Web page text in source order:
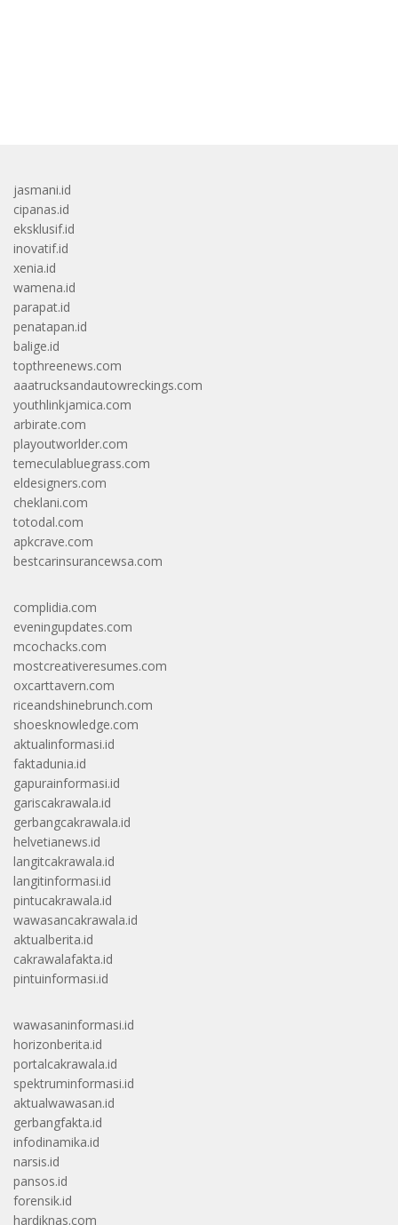
jasmani.id
cipanas.id
eksklusif.id
inovatif.id
xenia.id
wamena.id
parapat.id
penatapan.id
balige.id
topthreenews.com
aaatrucksandautowreckings.com
youthlinkjamica.com
arbirate.com
playoutworlder.com
temeculabluegrass.com
eldesigners.com
cheklani.com
totodal.com
apkcrave.com
bestcarinsurancewsa.com
complidia.com
eveningupdates.com
mcochacks.com
mostcreativeresumes.com
oxcarttavern.com
riceandshinebrunch.com
shoesknowledge.com
aktualinformasi.id
faktadunia.id
gapurainformasi.id
gariscakrawala.id
gerbangcakrawala.id
helvetianews.id
langitcakrawala.id
langitinformasi.id
pintucakrawala.id
wawasancakrawala.id
aktualberita.id
cakrawalafakta.id
pintuinformasi.id
wawasaninformasi.id
horizonberita.id
portalcakrawala.id
spektruminformasi.id
aktualwawasan.id
gerbangfakta.id
infodinamika.id
narsis.id
pansos.id
forensik.id
hardiknas.com